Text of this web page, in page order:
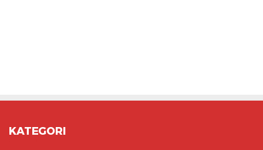
KATEGORI